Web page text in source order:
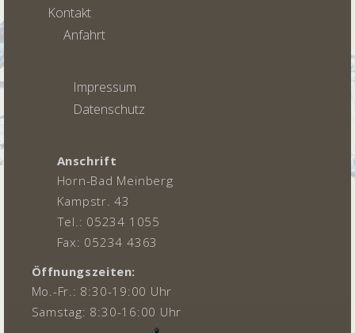
Kontakt
Anfahrt
Impressum
Datenschutz
Anschrift
Horn-Bad Meinberg
Kampstr. 43
Tel.: 05234 1055
Fax: 05234 4363
Öffnungszeiten:
Mo.-Fr.: 8:30-19:00 Uhr
Samstag: 8:30-16:00 Uhr